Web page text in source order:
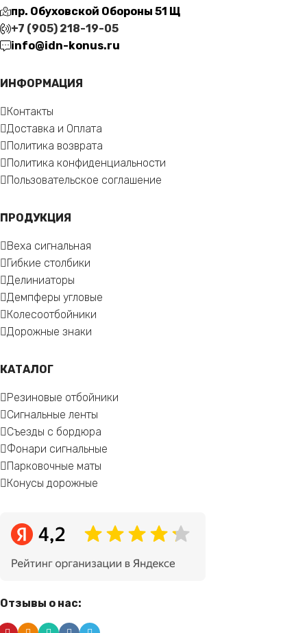
пр. Обуховской Обороны 51 Щ
+7 (905) 218-19-05
info@idn-konus.ru
ИНФОРМАЦИЯ
Контакты
Доставка и Оплата
Политика возврата
Политика конфиденциальности
Пользовательское соглашение
ПРОДУКЦИЯ
Веха сигнальная
Гибкие столбики
Делиниаторы
Демпферы угловые
Колесоотбойники
Дорожные знаки
КАТАЛОГ
Резиновые отбойники
Сигнальные ленты
Съезды с бордюра
Фонари сигнальные
Парковочные маты
Конусы дорожные
Отзывы о нас: